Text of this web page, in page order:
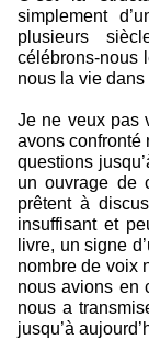
simplement
plusieurs
célébrons-nous
nous la vie
Je ne veux pas
avons confronté
questions
un ouvrage de
prêtent à
insuffisant et
livre, un signe
nombre de voix
nous avions en
nous a
jusqu’à